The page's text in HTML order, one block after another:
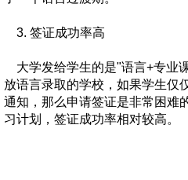
3. 签证成功率高
大学发给学生的是"语言+专业
放语言录取的学校，如果学生仅
通知，那么申请签证是非常困难
习计划，签证成功率相对较高。